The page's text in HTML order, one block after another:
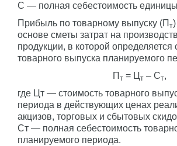
С — полная себестоимость
Прибыль по товарному выпуску (П т
основе сметы затрат на
продукции, в которой определяется
товарного выпуска планируемого
П т = Ц т – Ст,
где Цт — стоимость товарного
периода в действующих ценах
акцизов, торговых и сбытовых
Ст — полная себестоимость
планируемого периода.